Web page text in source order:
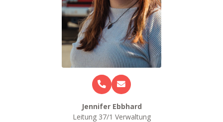
Jennifer Ebbhard
Leitung 37/1 Verwaltung